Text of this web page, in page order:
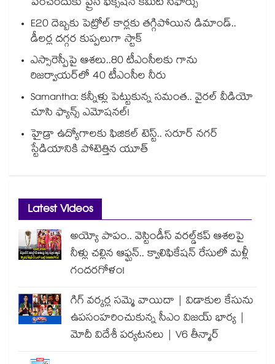
E20 దెబ్బకు పెట్రోల్ కార్లకు తగ్గిపోయిన డిమాండ్..
డీలర్ల దగ్గర కుప్పలుగా స్టాక్
ఎస్సారెస్పీపై ఆశలు..80 టీఎంసీలకు గాను
రిజర్వాయర్‌‌‌‌‌‌‌‌‌‌‌‌‌‌‌‌లో 40 టీఎంసీల నీరు
Samantha: కన్నీళ్లు పెట్టుకున్న సమంత.. వైరల్ వీడియో
చూసి ఫ్యాన్స్ ఎమోషనల్!
హైడ్రా ఉద్యోగాలకు ఫిజికల్ టెస్ట్.. సరూర్ నగర్
స్టేడియానికి పోటెత్తిన యూత్
Latest Videos
అయ్యో పాపం.. వెస్టిండీస్ వరల్డ్‌కప్ ఆశలపై
నీళ్లు చల్లిన ఆఫ్ఘన్.. క్వాలిఫికేషన్ రేసులో మళ్లీ
గందరగోళం!
గిగ్ వర్కర్ల సమ్మె వాయిదా | విడాకుల కేసును
ఉపసంహరించుకున్న సీఎం విజయ్ భార్య |
మోదీ విదేశీ పర్యటనలు | V6 తీన్మార్